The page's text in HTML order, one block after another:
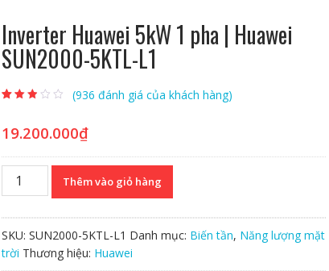
Inverter Huawei 5kW 1 pha | Huawei
SUN2000-5KTL-L1
dựa trên
đánh giá
(936 đánh giá của khách hàng)
19.200.000₫
Inverter
pha
|
Thêm vào giỏ hàng
SKU: SUN2000-5KTL-L1 Danh mục: Biến tần, Năng lượng mặt
trời Thương hiệu: Huawei